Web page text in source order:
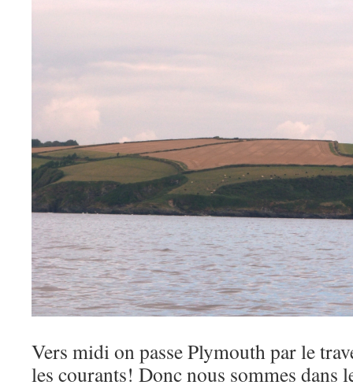
Vers midi on passe Plymouth par le
les courants! Donc nous sommes dans